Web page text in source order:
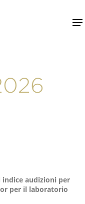
indice audizioni per
per il laboratorio